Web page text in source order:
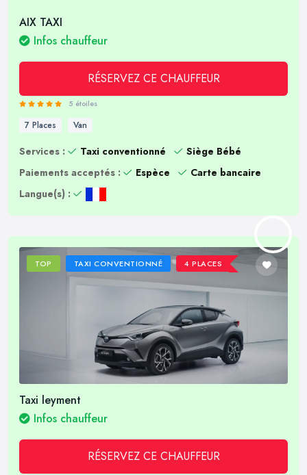
AIX TAXI
Infos chauffeur
RÉSERVEZ CE CHAUFFEUR
5 étoiles
7 Places Van
Services : Taxi conventionné
Siège Bébé
Paiements acceptés :
Espèce
Carte bancaire
Langue(s) :
TOP TAXI CONVENTIONNÉ 4 PLACES
Taxi leyment
Infos chauffeur
RÉSERVEZ CE CHAUFFEUR